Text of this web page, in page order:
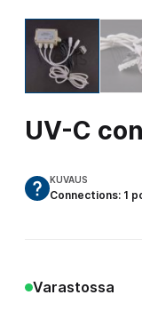
UV-C
KUVAUS
Connections: 1
Varastossa